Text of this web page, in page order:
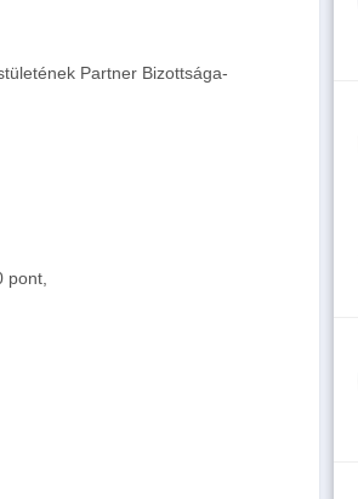
Partner Bizottsága-
pont,